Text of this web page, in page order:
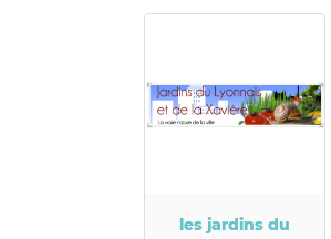
les jardins du